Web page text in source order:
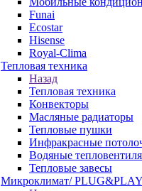
Funai
Ecostar
Hisense
Royal-Clima
Тепловая техника
Назад
Тепловая техника
Конвекторы
Масляные радиаторы
Тепловые пушки
Инфракрасные
Водяные
Тепловые завесы
Микроклимат/ PLUG&PLAY